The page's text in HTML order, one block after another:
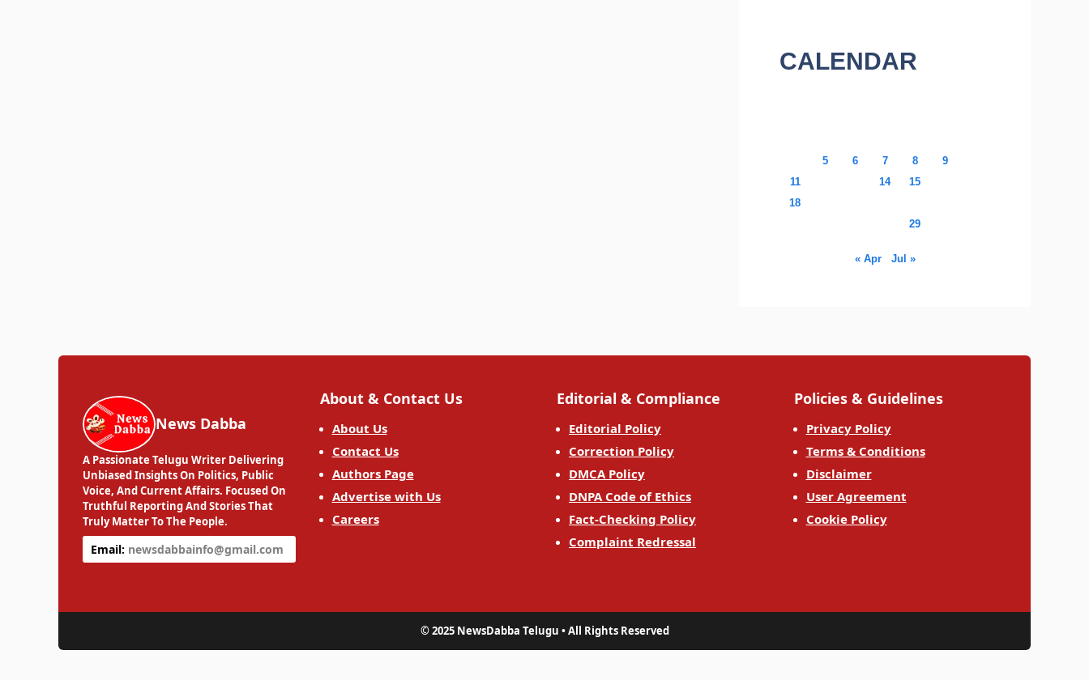
CALENDAR
5 6 7 8 9
11
14 15
18
29
« Apr Jul »
News Dabba
A Passionate Telugu Writer Delivering
Unbiased Insights On Politics, Public
Voice, And Current Affairs. Focused On
Truthful Reporting And Stories That
Truly Matter To The People.
Email: newsdabbainfo@gmail.com
About & Contact Us
About Us
Contact Us
Authors Page
Advertise with Us
Careers
Editorial & Compliance
Editorial Policy
Correction Policy
DMCA Policy
DNPA Code of Ethics
Fact-Checking Policy
Complaint Redressal
Policies & Guidelines
Privacy Policy
Terms & Conditions
Disclaimer
User Agreement
Cookie Policy
© 2025 NewsDabba Telugu • All Rights Reserved